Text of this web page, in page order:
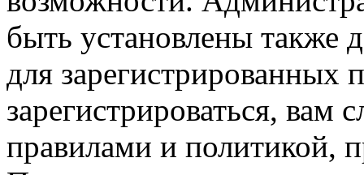
быть установлены также
для зарегистрированных
зарегистрироваться, вам
правилами и политикой,